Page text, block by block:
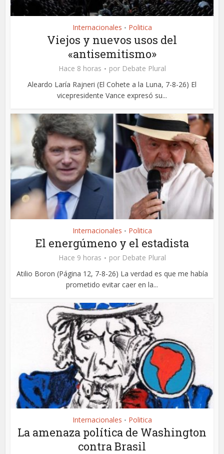
Internacionales • Politica
Viejos y nuevos usos del
«antisemitismo»
Hace 8 horas por Debate Plural
Aleardo Laría Rajneri (El Cohete a la Luna, 7-8-26) El
vicepresidente Vance expresó su...
Internacionales • Politica
El energúmeno y el estadista
Hace 9 horas por Debate Plural
Atilio Boron (Página 12, 7-8-26) La verdad es que me había
prometido evitar caer en la...
Internacionales • Politica
La amenaza política de Washington
contra Brasil